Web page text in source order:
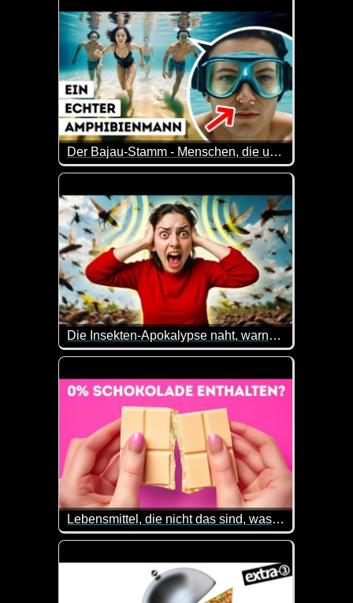
Der Bajau-Stamm - Menschen, die unter Wasser leben
Der Bajau-Stamm, oft als "Seenomaden"
Die Insekten-Apokalypse naht, warnen Wissenschaftler
Milliarden, vielleicht sogar eine Billion Zikaden
Lebensmittel, die nicht das sind, was sie vorgeben zu sein
Wusstest du, dass manche Dinge nicht wirklich